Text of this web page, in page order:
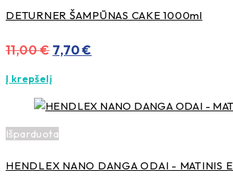
DETURNER ŠAMPŪNAS CAKE 1000ml
11,00€ Original
11,00 €.
7,70€
7,70 €.
Į krepšelį
Išparduota
HENDLEX NANO DANGA ODAI - MATINIS